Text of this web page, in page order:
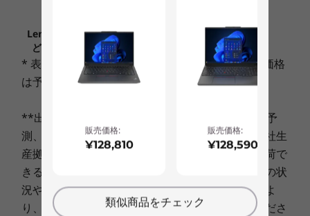
フルなパフォーマンスでビジネスの生産性に貢献
します。また、USB3.1 Gen1 Type-C (Video-out
機能付き)、USB 3.1 Gen1(Powered USB)、
HDMIなどの豊富なポートを備えているので、さ
設計
ディスプレイ
最大 15.6型 FHD IPS 液晶 (1920 x 1080)、光沢なし
その他
ブランド
thinkpad
Lenovo.comに掲載されている価格、条件、保守な
ど、重要なお知らせは、こちらでご確認ください
* 表示価格には消費税が含まれております。また価格
は予告なく変更されることがございます。
**出荷予定日は、その時点での在庫・生産状況の予
測、ならびに最短のご決済日起算にもとづく、弊社生
産拠点からの出荷予定日程であり、この日程で出荷で
きることをお約束するものではありません。注文の状
況や使用部材の供給状況、製造工程上の都合等によ
り、遅延する場合がありますことを予めご了承くださ
販売価格:
¥128,810
販売価格:
¥128,590
類似商品をチェック